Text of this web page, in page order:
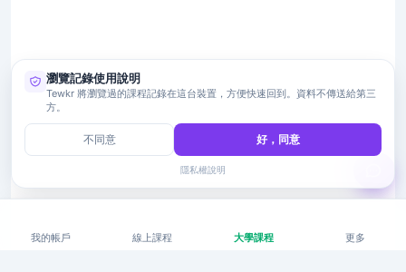
我的帳戶 線上課程 大學課程 更多
瀏覽記錄使用說明
Tewkr 將瀏覽過的課程記錄在這台裝置，方便快速回到。資料不傳送給第三
方。
不同意 好，同意
隱私權說明